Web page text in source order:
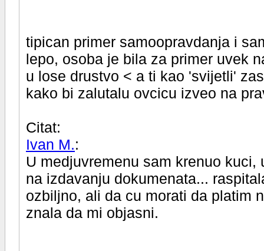
tipican primer samoopravdanja i
lepo, osoba je bila za primer uvek
u lose drustvo < a ti kao 'svijetli'
kako bi zalutalu ovcicu izveo na
Citat:
Ivan M.:
U medjuvremenu sam krenuo
na izdavanju dokumenata...
ozbiljno, ali da cu morati da platim
znala da mi objasni.